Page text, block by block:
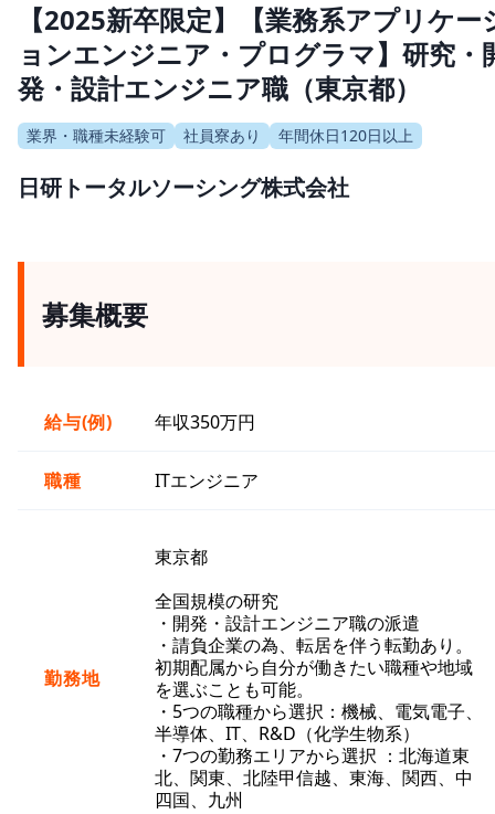
【2025新卒限定】【業務系アプリケー
ョンエンジニア・プログラマ】研究・
発・設計エンジニア職（東京都）
業界・職種未経験可 社員寮あり 年間休日120日以上
日研トータルソーシング株式会社
募集概要
給与(例) 年収350万円
職種 ITエンジニア
勤務地
東京都
全国規模の研究
・開発・設計エンジニア職の派遣
・請負企業の為、転居を伴う転勤あり。
初期配属から自分が働きたい職種や地域
を選ぶことも可能。
・5つの職種から選択：機械、電気電子、
半導体、IT、R&D（化学生物系）
・7つの勤務エリアから選択 ：北海道東
北、関東、北陸甲信越、東海、関西、中
四国、九州